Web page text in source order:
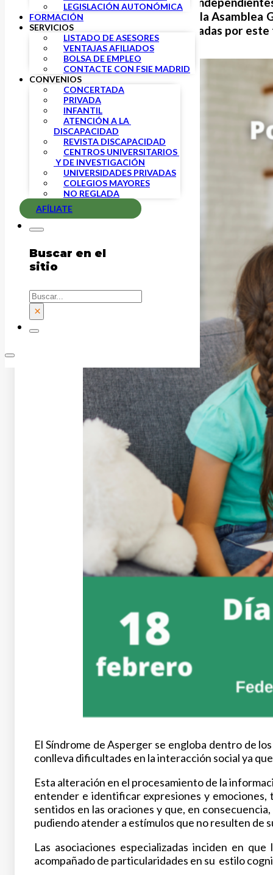
LEGISLACIÓN AUTONÓMICA
FORMACIÓN
SERVICIOS
LISTADO DE ASESORES
VENTAJAS AFILIADOS
BOLSA DE EMPLEO
CONTACTE CON FSIE MADRID
CONVENIOS
CONCERTADA
PRIVADA
INFANTIL
ATENCIÓN A LA
DISCAPACIDAD
REVISTA DISCAPACIDAD
CENTROS UNIVERSITARIOS
Y DE INVESTIGACIÓN
UNIVERSIDADES PRIVADAS
COLEGIOS MAYORES
NO REGLADA
AFÍLIATE
Buscar en el
sitio
Buscar
×
conmemoración promovida por la Asamblea
bienestar de las personas afectadas por
El Síndrome de Asperger se engloba dentro de
conlleva dificultades en la interacción social ya
Esta alteración en el procesamiento de la
entender e identificar expresiones y
sentidos en las oraciones y que, en
pudiendo atender a estímulos que no resulten de
Las asociaciones especializadas inciden en
acompañado de particularidades en su estilo